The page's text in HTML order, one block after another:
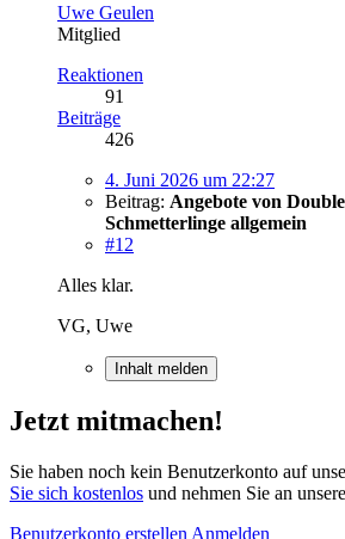
Uwe Geulen
Mitglied
Reaktionen
91
Beiträge
426
4. Juni 2026 um 22:27
Beitrag: Angebote von
Schmetterlinge allgemein
#12
Alles klar.
VG, Uwe
Inhalt melden
Jetzt mitmachen!
Sie haben noch kein Benutzerkonto auf
Sie sich kostenlos und nehmen Sie an
Benutzerkonto erstellen Anmelden